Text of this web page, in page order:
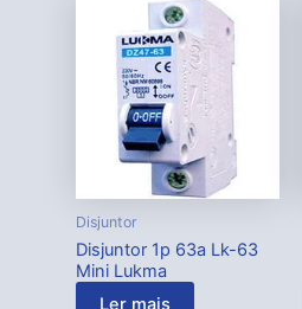
Disjuntor
Disjuntor 1p 63a Lk-63
Mini Lukma
Ler mais